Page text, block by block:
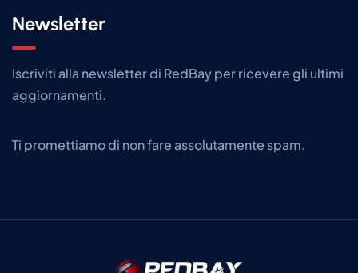
Newsletter
Iscriviti alla newsletter di RedBay per ricevere gli ultimi
aggiornamenti.​
Ti promettiamo di non fare assolutamente spam.